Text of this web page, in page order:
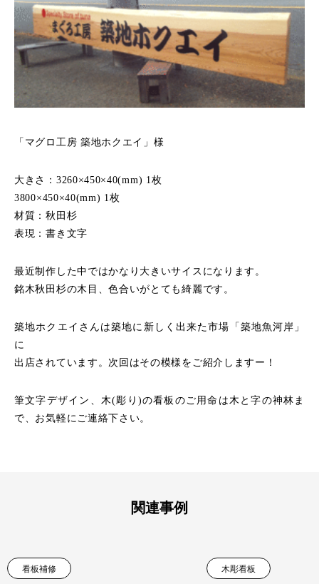
「マグロ工房 築地ホクエイ」様
大きさ：3260×450×40(mm) 1枚
3800×450×40(mm) 1枚
材質：秋田杉
表現：書き文字
最近制作した中ではかなり大きいサイスになります。
銘木秋田杉の木目、色合いがとても綺麗です。
築地ホクエイさんは築地に新しく出来た市場「築地魚河岸」
に
出店されています。次回はその模様をご紹介しますー！
筆文字デザイン、木(彫り)の看板のご用命は木と字の神林ま
で、お気軽にご連絡下さい。
関連事例
看板補修 木彫看板